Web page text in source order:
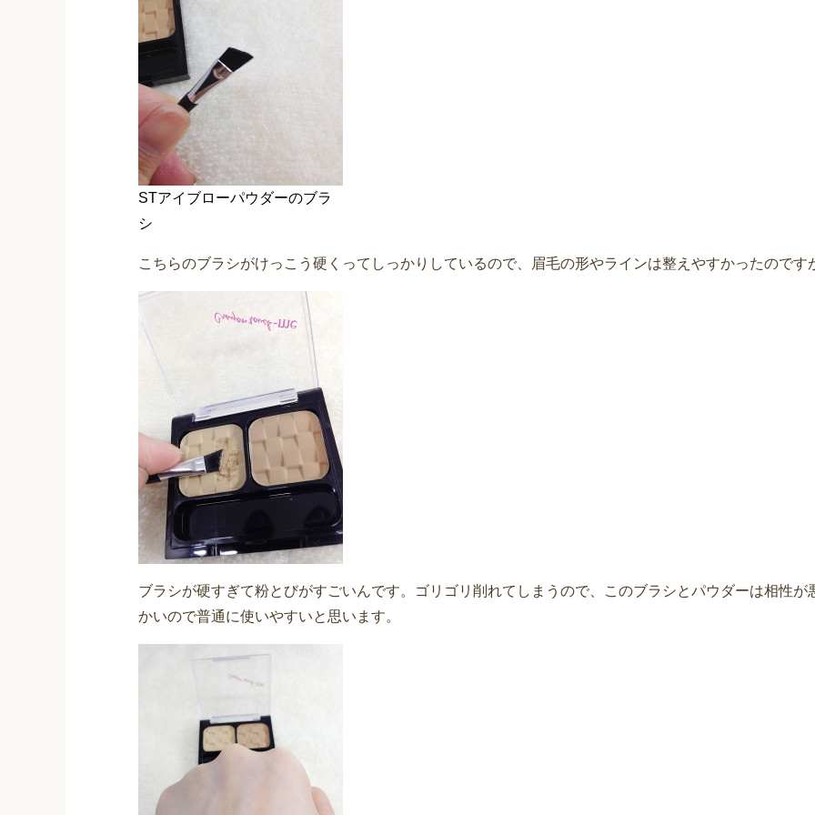
STアイブローパウダーのブラ
シ
こちらのブラシがけっこう硬くってしっかりしているので、眉毛の形やラインは整えやすかったのです
ブラシが硬すぎて粉とびがすごいんです。ゴリゴリ削れてしまうので、このブラシとパウダーは相性
かいので普通に使いやすいと思います。